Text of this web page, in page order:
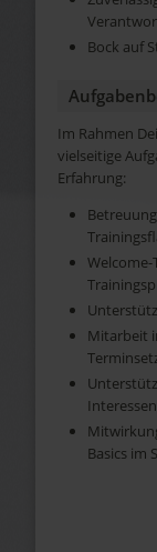
Bock auf
Im Rahmen
vielseitige
Erfahrung:
Welcome-
Mitarbeit
Basics im